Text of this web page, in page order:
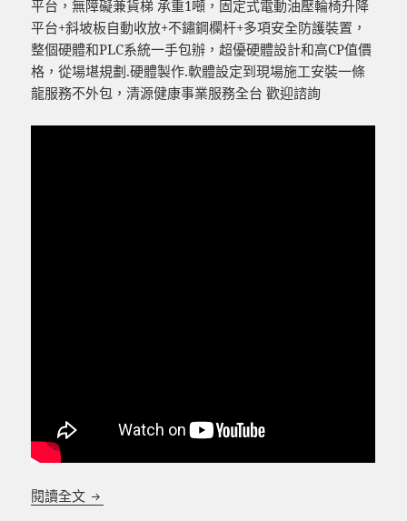
平台，無障礙兼貨梯 承重1噸，固定式電動油壓輪椅升降
平台+斜坡板自動收放+不鏽鋼欄杆+多項安全防護裝置，
整個硬體和PLC系統一手包辦，超優硬體設計和高CP值價
格，從場堪規劃.硬體製作.軟體設定到現場施工安裝一條
龍服務不外包，清源健康事業服務全台 歡迎諮詢
閱讀全文 台北市立大學音樂廳訂做固定式電動油壓輪椅升降平